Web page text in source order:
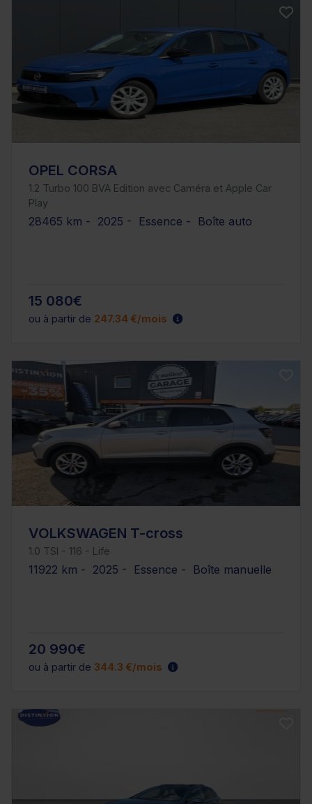
OPEL CORSA
1.2 Turbo 100 BVA Edition avec Caméra et Apple Car
Play
28465 km - 2025 - Essence - Boîte auto
15 080€
ou à partir de 247.34 €/mois
VOLKSWAGEN T-cross
1.0 TSI - 116 - Life
11922 km - 2025 - Essence - Boîte manuelle
20 990€
ou à partir de 344.3 €/mois